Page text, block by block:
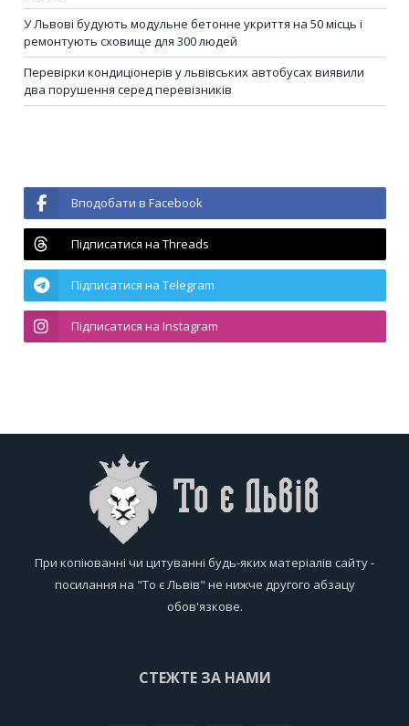
У Львові будують модульне бетонне укриття на 50 місць і
ремонтують сховище для 300 людей
Перевірки кондиціонерів у львівських автобусах виявили
два порушення серед перевізників
Вподобати в Facebook
Підписатися на Threads
Підписатися на Telegram
Підписатися на Instagram
При копіюванні чи цитуванні будь-яких матеріалів сайту -
посилання на "То є Львів" не нижче другого абзацу
обов'язкове.
СТЕЖТЕ ЗА НАМИ